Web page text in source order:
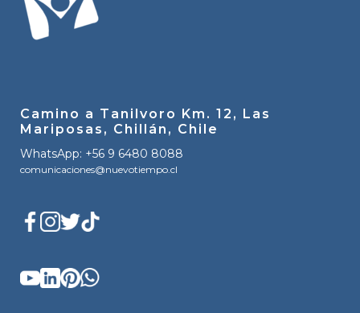
Camino a Tanilvoro Km. 12, Las
Mariposas, Chillán, Chile
WhatsApp: +56 9 6480 8088
comunicaciones@nuevotiempo.cl